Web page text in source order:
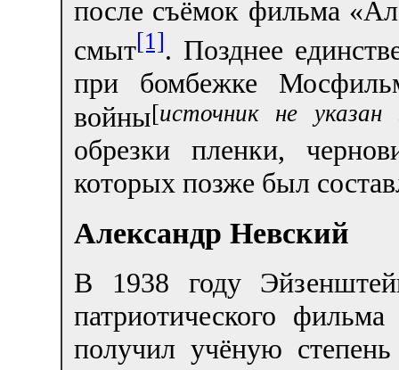
после съёмок фильма
смыт[1]. Позднее
при бомбежке
войны[источник не указан
обрезки пленки,
которых позже был
Александр Невский
В 1938 году
патриотического
получил учёную степень